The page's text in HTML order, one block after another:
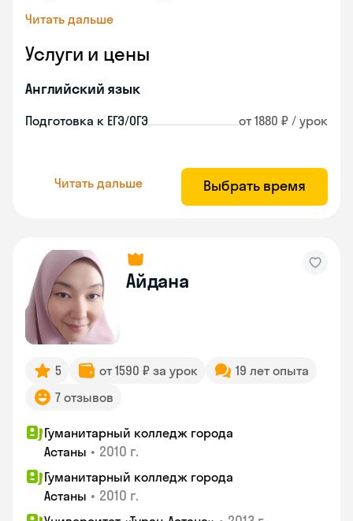
Читать дальше
Услуги и цены
Английский язык
Подготовка к ЕГЭ/ОГЭ от 1880 ₽ / урок
Читать дальше Выбрать время
Айдана
5 от 1590 ₽ за урок
19 лет опыта
7 отзывов
Гуманитарный колледж города
Астаны • 2010 г.
Гуманитарный колледж города
Астаны • 2010 г.